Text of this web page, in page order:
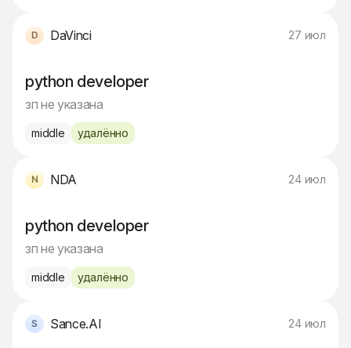
DaVinci 27 июл
python developer
зп не указана
middle удалённо
NDA 24 июл
python developer
зп не указана
middle удалённо
Sance.AI 24 июл